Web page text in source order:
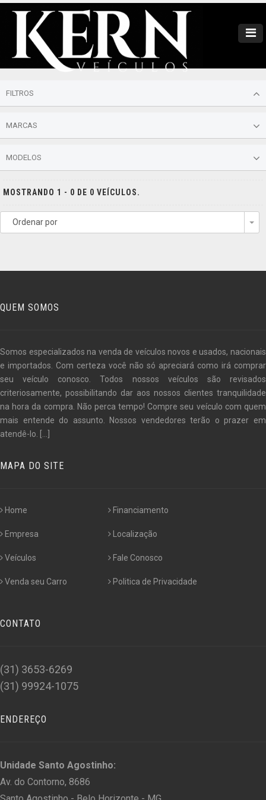
FILTROS
MARCAS
MODELOS
MOSTRANDO 1 - 0 DE 0 VEÍCULOS.
Ordenar por
QUEM SOMOS
Somos especializados na venda de veículos novos e usados, nacionais
e importados. Com certeza você não só apreciará como irá comprar
seu veículo conosco. Todos nossos veículos são revisados
criteriosamente, possibilitando dar aos nossos clientes tranquilidade
na hora da compra. Não perca tempo! Compre seu veículo com quem
mais entende do assunto. Nossos vendedores terão o prazer em
atendê-lo.
MAPA DO SITE
Home
Empresa
Veículos
Venda seu Carro
Financiamento
Localização
Fale Conosco
Politica de Privacidade
CONTATO
(31) 3653-6269
(31) 99924-1075
ENDEREÇO
Unidade Santo Agostinho:
Av. do Contorno, 8686